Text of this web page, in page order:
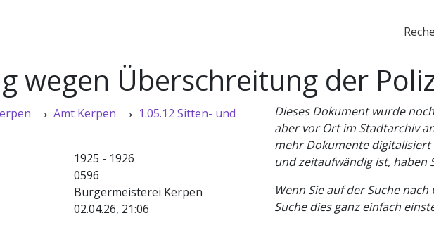
wegen Überschreitung der
→ Amt Kerpen → 1.05.12 Sitten- und
1925 - 1926
0596
Bürgermeisterei Kerpen
02.04.26, 21:06
Dieses Dokument wurde
aber vor Ort im Stadtarchiv
mehr Dokumente
und zeitaufwändig ist, haben
Wenn Sie auf der Suche
Suche dies ganz einfach